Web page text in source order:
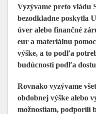
Vyzývame preto vládu
bezodkladne poskytla
úver alebo finančné
eur a materiálnu
výške, a to podľa
budúcnosti podľa
Rovnako vyzývame
obdobnej výške alebo
možnostiam, podporili